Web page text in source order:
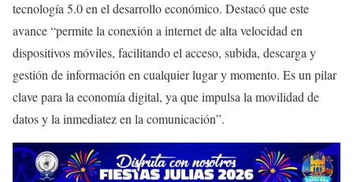
tecnología 5.0 en el desarrollo económico. Destacó que este
avance “permite la conexión a internet de alta velocidad en
dispositivos móviles, facilitando el acceso, subida, descarga y
gestión de información en cualquier lugar y momento. Es un pilar
clave para la economía digital, ya que impulsa la movilidad de
datos y la inmediatez en la comunicación”.